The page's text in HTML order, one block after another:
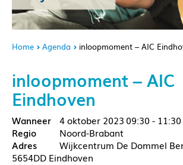
Home Agenda inloopmoment – AIC
inloopmoment – AIC
Eindhoven
4 oktober 2023 09:30 - 11:30
Noord-Brabant
Wijkcentrum De Dommel
5654DD Eindhoven